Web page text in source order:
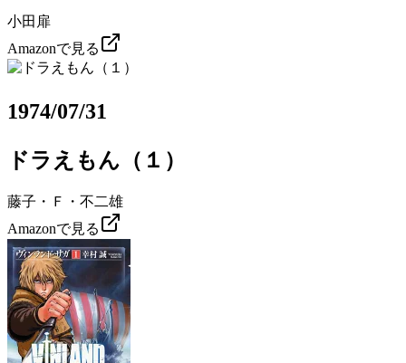
小田扉
Amazonで見る
1974/07/31
ドラえもん（１）
藤子・Ｆ・不二雄
Amazonで見る